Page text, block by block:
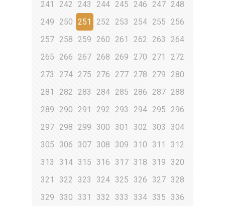
241
242 243 244 245 246 247 248
249 250 251 252 253 254 255 256
257 258 259 260 261 262 263
264
265 266 267 268 269 270 271
272
273
274 275 276 277 278 279 280
281
282 283 284 285 286 287 288
289 290 291 292 293 294 295 296
297 298 299 300 301 302 303
304
305
306 307 308 309 310 311
312
313
314 315 316 317 318 319
320
321
322 323 324 325 326 327 328
329
330 331 332 333 334 335
336